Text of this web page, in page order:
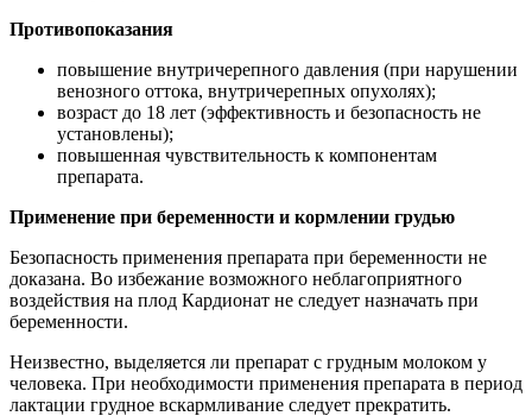
Противопоказания
повышение внутричерепного давления (при нарушении
венозного оттока, внутричерепных опухолях);
возраст до 18 лет (эффективность и безопасность не
установлены);
повышенная чувствительность к компонентам
препарата.
Применение при беременности и кормлении грудью
Безопасность применения препарата при беременности не
доказана. Во избежание возможного неблагоприятного
воздействия на плод Кардионат не следует назначать при
беременности.
Неизвестно, выделяется ли препарат с грудным молоком у
человека. При необходимости применения препарата в период
лактации грудное вскармливание следует прекратить.